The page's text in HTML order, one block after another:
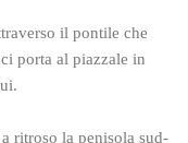
il pontile che
porta al piazzale in
ritroso la penisola sud-